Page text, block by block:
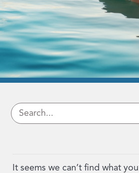
It seems we can’t find what